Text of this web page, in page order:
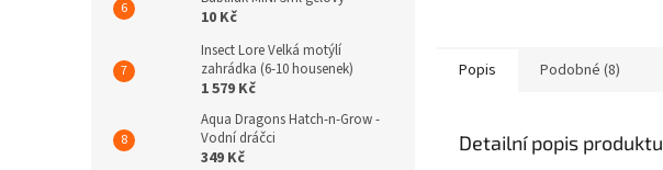
10 Kč
Insect Lore Velká motýlí
zahrádka (6-10 housenek)
1 579 Kč
Aqua Dragons Hatch-n-Grow -
Vodní dráčci
349 Kč
Popis Podobné (8)
Detailní popis produktu